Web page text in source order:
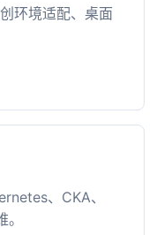
环境适配、桌面
、CKA、